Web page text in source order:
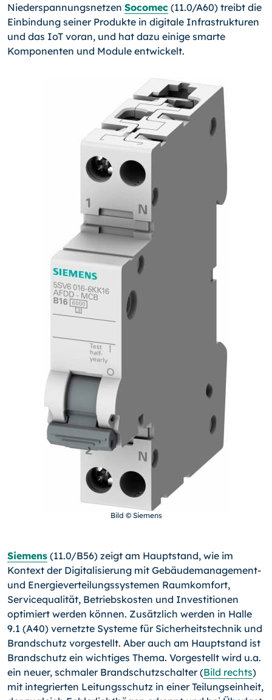
Niederspannungsnetzen Socomec (11.0/A60) treibt die
Einbindung seiner Produkte in digitale Infrastrukturen
und das IoT voran, und hat dazu einige smarte
Komponenten und Module entwickelt.
Bild © Siemens
Siemens (11.0/B56) zeigt am Hauptstand, wie im
Kontext der Digitalisierung mit Gebäudemanagement-
und Energieverteilungssystemen Raumkomfort,
Servicequalität, Betriebskosten und Investitionen
optimiert werden können. Zusätzlich werden in Halle
9.1 (A40) vernetzte Systeme für Sicherheitstechnik und
Brandschutz vorgestellt. Aber auch am Hauptstand ist
Brandschutz ein wichtiges Thema. Vorgestellt wird u.a.
ein neuer, schmaler Brandschutzschalter (Bild rechts)
mit integrierten Leitungsschutz in einer Teilungseinheit,